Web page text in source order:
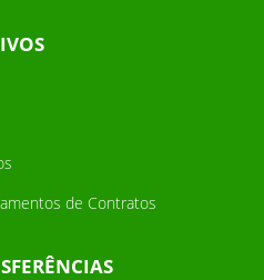
de Contratos